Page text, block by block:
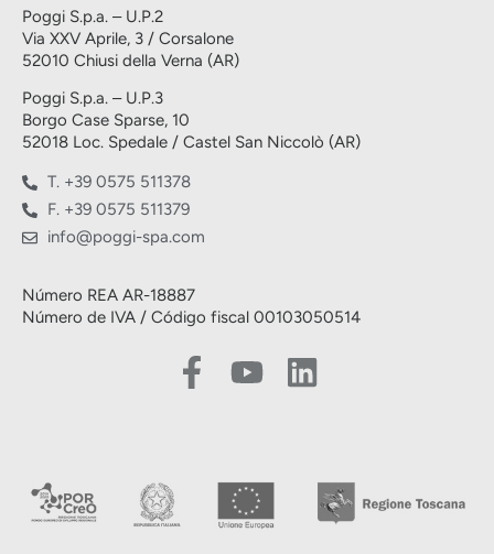
Poggi S.p.a. – U.P.2
Via XXV Aprile, 3 / Corsalone
52010 Chiusi della Verna (AR)
Poggi S.p.a. – U.P.3
Borgo Case Sparse, 10
52018 Loc. Spedale / Castel San Niccolò (AR)
T. +39 0575 511378
F. +39 0575 511379
info@poggi-spa.com
Número REA AR-18887
Número de IVA / Código fiscal 00103050514